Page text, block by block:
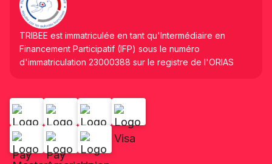
TRIBEE est immatriculée en tant qu'Intermédiaire en
Financement Participatif (IFP) sous le numéro
d'immatriculation 23000388 sur le registre de l'ORIAS